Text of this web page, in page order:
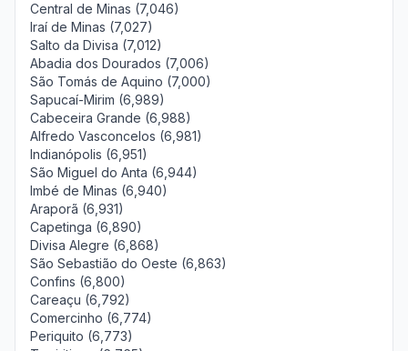
Central de Minas (7,046)
Iraí de Minas (7,027)
Salto da Divisa (7,012)
Abadia dos Dourados (7,006)
São Tomás de Aquino (7,000)
Sapucaí-Mirim (6,989)
Cabeceira Grande (6,988)
Alfredo Vasconcelos (6,981)
Indianópolis (6,951)
São Miguel do Anta (6,944)
Imbé de Minas (6,940)
Araporã (6,931)
Capetinga (6,890)
Divisa Alegre (6,868)
São Sebastião do Oeste (6,863)
Confins (6,800)
Careaçu (6,792)
Comercinho (6,774)
Periquito (6,773)